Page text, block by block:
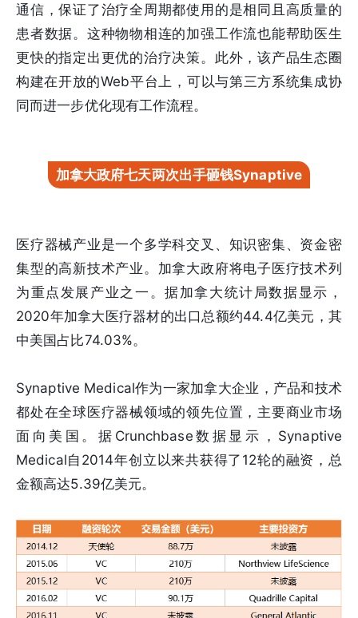
通信，保证了治疗全周期都使用的是相同且高质量的
患者数据。这种物物相连的加强工作流也能帮助医生
更快的指定出更优的治疗决策。此外，该产品生态圈
构建在开放的Web平台上，可以与第三方系统集成协
同而进一步优化现有工作流程。
加拿大政府七天两次出手砸钱Synaptive
医疗器械产业是一个多学科交叉、知识密集、资金密
集型的高新技术产业。加拿大政府将电子医疗技术列
为重点发展产业之一。据加拿大统计局数据显示，
2020年加拿大医疗器材的出口总额约44.4亿美元，其
中美国占比74.03%。
Synaptive Medical作为一家加拿大企业，产品和技术
都处在全球医疗器械领域的领先位置，主要商业市场
面向美国。据Crunchbase数据显示，Synaptive
Medical自2014年创立以来共获得了12轮的融资，总
金额高达5.39亿美元。